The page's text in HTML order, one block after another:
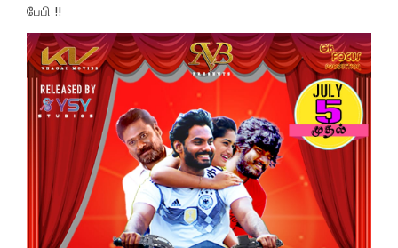
பேபி !!